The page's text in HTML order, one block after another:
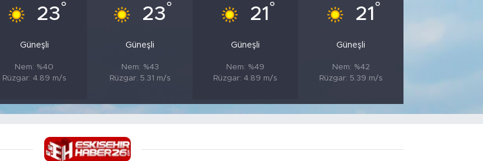
23°
Güneşli
Nem: %40
Rüzgar: 4.89 m/s
23°
Güneşli
Nem: %43
Rüzgar: 5.31 m/s
21 °
Güneşli
Nem: %49
Rüzgar: 4.89 m/s
21 °
Güneşli
Nem: %42
Rüzgar: 5.39 m/s